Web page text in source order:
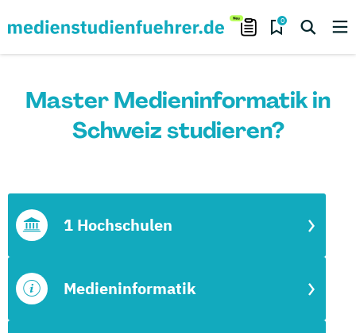
0
Master Medieninformatik in
Schweiz studieren?
Medieninformatik
1 Hochschulen